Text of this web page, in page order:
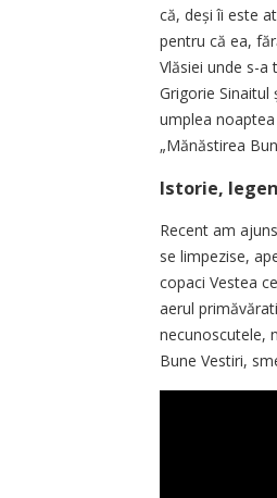
că, deși îi este
pentru că ea,
Vlăsiei unde s-a
Grigorie Sinaitul
umplea
„Mănăstirea
Istorie,
Recent am
se limpezise,
copaci Vestea
aerul
necunoscutele,
Bune Vestiri,